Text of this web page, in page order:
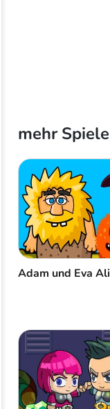
mehr Spiele
Adam und Eva